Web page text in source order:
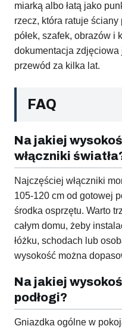
miarką albo łatą jako
rzecz, która ratuje
półek, szafek, obrazów i
dokumentacja
przewód za kilka lat.
FAQ
Na jakiej
włączniki
Najczęściej włączniki
105-120 cm od gotowej
środka osprzętu. Warto
całym domu, żeby
łóżku, schodach lub
wysokość można
Na jakiej
podłogi?
Gniazdka ogólne w